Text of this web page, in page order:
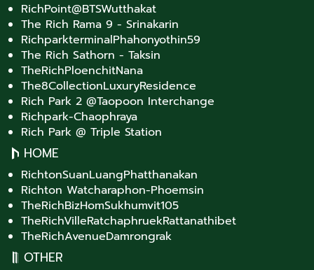
RichPoint@BTSWutthakat
The Rich Rama 9 - Srinakarin
RichparkterminalPhahonyothin59
The Rich Sathorn - Taksin
TheRichPloenchitNana
The8CollectionLuxuryResidence
Rich Park 2 @Taopoon Interchange
Richpark-Chaophraya
Rich Park @ Triple Station
HOME
RichtonSuanLuangPhatthanakan
Richton Watcharaphon-Phoemsin
TheRichBizHomSukhumvit105
TheRichVilleRatchaphruekRattanathibet
TheRichAvenueDamrongrak
OTHER